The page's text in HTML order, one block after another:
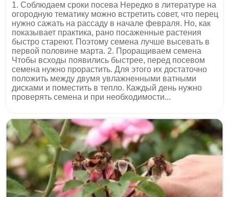
1. Соблюдаем сроки посева Нередко в литературе на
огородную тематику можно встретить совет, что перец
нужно сажать на рассаду в начале февраля. Но, как
показывает практика, рано посаженные растения
быстро стареют. Поэтому семена лучше высевать в
первой половине марта. 2. Проращиваем семена
Чтобы всходы появились быстрее, перед посевом
семена нужно прорастить. Для этого их достаточно
положить между двумя увлажненными ватными
дисками и поместить в тепло. Каждый день нужно
проверять семена и при необходимости...